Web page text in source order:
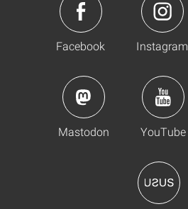
Facebook Instagram
Mastodon YouTube